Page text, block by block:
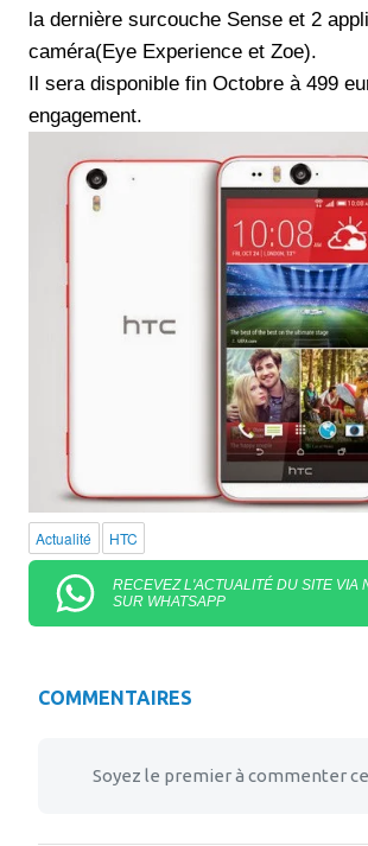
la dernière surcouche Sense et 2
caméra(Eye Experience et Zoe).
Il sera disponible fin Octobre à 499
engagement.
Actualité HTC
RECEVEZ L'ACTUALITÉ DU SITE VIA
SUR WHATSAPP
COMMENTAIRES
Soyez le premier à commenter